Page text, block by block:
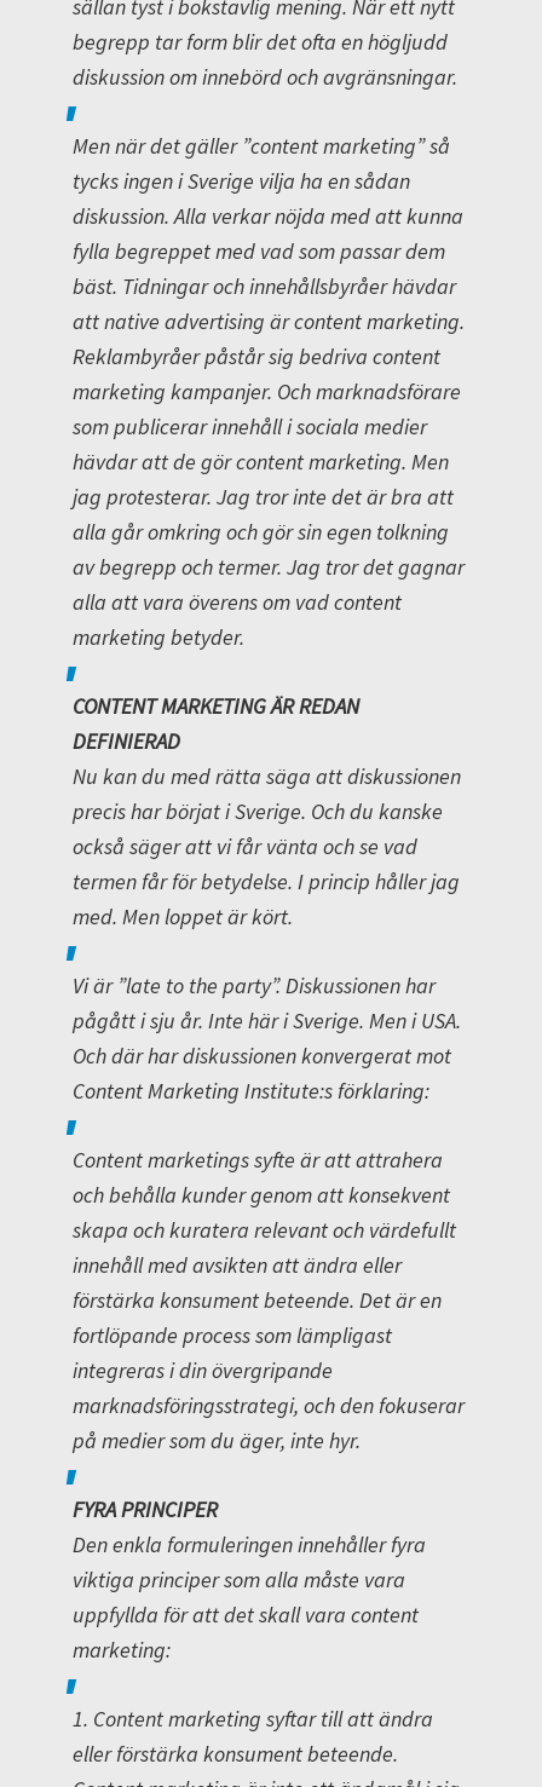
sällan tyst i bokstavlig mening. När ett nytt
begrepp tar form blir det ofta en högljudd
diskussion om innebörd och avgränsningar.
Men när det gäller ”content marketing” så
tycks ingen i Sverige vilja ha en sådan
diskussion. Alla verkar nöjda med att kunna
fylla begreppet med vad som passar dem
bäst. Tidningar och innehållsbyråer hävdar
att native advertising är content marketing.
Reklambyråer påstår sig bedriva content
marketing kampanjer. Och marknadsförare
som publicerar innehåll i sociala medier
hävdar att de gör content marketing. Men
jag protesterar. Jag tror inte det är bra att
alla går omkring och gör sin egen tolkning
av begrepp och termer. Jag tror det gagnar
alla att vara överens om vad content
marketing betyder.
CONTENT MARKETING ÄR REDAN
DEFINIERAD
Nu kan du med rätta säga att diskussionen
precis har börjat i Sverige. Och du kanske
också säger att vi får vänta och se vad
termen får för betydelse. I princip håller jag
med. Men loppet är kört.
Vi är ”late to the party”. Diskussionen har
pågått i sju år. Inte här i Sverige. Men i USA.
Och där har diskussionen konvergerat mot
Content Marketing Institute:s förklaring:
Content marketings syfte är att attrahera
och behålla kunder genom att konsekvent
skapa och kuratera relevant och värdefullt
innehåll med avsikten att ändra eller
förstärka konsument beteende. Det är en
fortlöpande process som lämpligast
integreras i din övergripande
marknadsföringsstrategi, och den fokuserar
på medier som du äger, inte hyr.
FYRA PRINCIPER
Den enkla formuleringen innehåller fyra
viktiga principer som alla måste vara
uppfyllda för att det skall vara content
marketing:
1. Content marketing syftar till att ändra
eller förstärka konsument beteende.